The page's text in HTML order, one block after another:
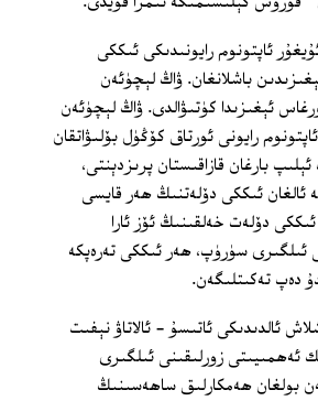
ئاپتونوم رايونىدىكى ئىككى
باشلانغان. ۋاڭ لېچۈئەن
ئېغىزىدا كۈتىۋالدى. ۋاڭ لېچۈئەن
رايونى ئورتاق كۆڭۈل بۆلىۋاتقان
بارغان قازاقىستان پرىزدېنتى،
ئالغان ئىككى دۆلەتنىڭ ھەر قايسى
دۆلەت خەلقىنىڭ ئۆز ئارا
سۈرۈپ، ھەر ئىككى تەرەپكە
دەپ تەكىتلىگەن.
ئالدىدىكى ئاتىسۇ - ئالاتاۋ نېفىت
ئەھمىيىتى زورلىقىنى ئىلگىرى
بولغان ھەمكارلىق ساھەسىنىڭ